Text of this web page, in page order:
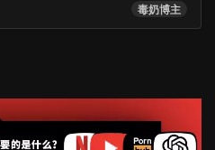
毒奶博主